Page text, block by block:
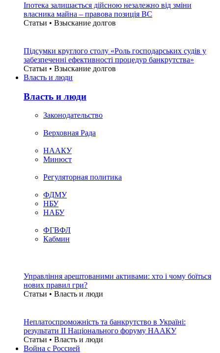
Іпотека залишається дійсною незалежно від зміни
власника майна – правова позиція ВС
Статьи • Взыскание долгов
Підсумки круглого столу «Роль господарських судів у
забезпеченні ефективності процедур банкрутства»
Статьи • Взыскание долгов
Власть и люди
Власть и люди
Законодательство
Верховная Рада
НААКУ
Минюст
Регуляторная политика
ФДМУ
НБУ
НАБУ
ФГВФЛ
Кабмин
Управління арештованими активами: хто і чому боїться
нових правил гри?
Статьи • Власть и люди
Неплатоспроможність та банкрутство в Україні:
результати ІІ Національного форуму НААКУ
Статьи • Власть и люди
Война с Россией